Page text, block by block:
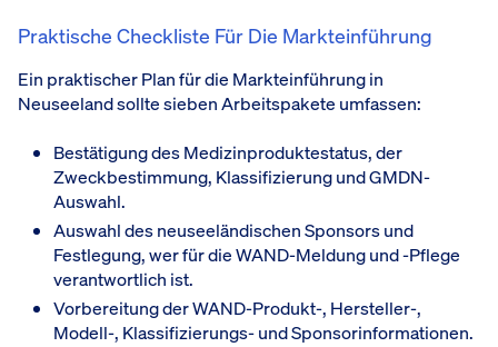
Praktische Checkliste Für Die Markteinführung
Ein praktischer Plan für die Markteinführung in
Neuseeland sollte sieben Arbeitspakete umfassen:
Bestätigung des Medizinproduktestatus, der
Zweckbestimmung, Klassifizierung und GMDN-
Auswahl.
Auswahl des neuseeländischen Sponsors und
Festlegung, wer für die WAND-Meldung und -Pflege
verantwortlich ist.
Vorbereitung der WAND-Produkt-, Hersteller-,
Modell-, Klassifizierungs- und Sponsorinformationen.